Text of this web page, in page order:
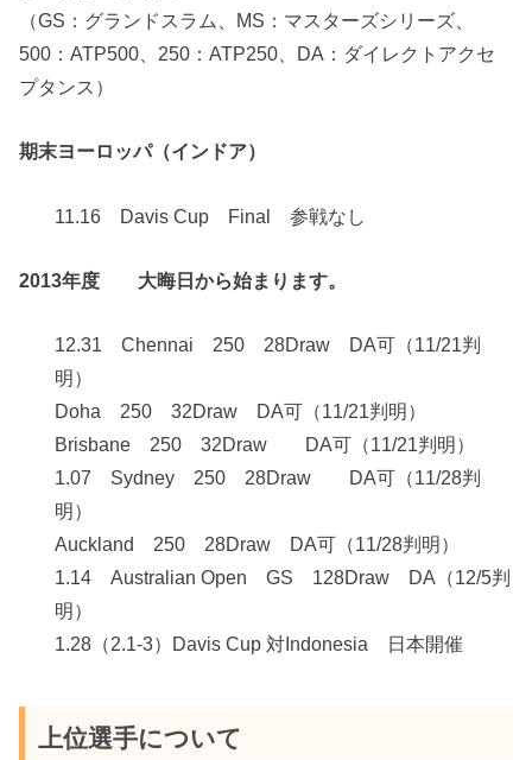
（GS：グランドスラム、MS：マスターズシリーズ、
500：ATP500、250：ATP250、DA：ダイレクトアクセ
プタンス）
期末ヨーロッパ（インドア）
11.16 Davis Cup Final 参戦なし
2013年度 大晦日から始まります。
12.31 Chennai 250 28Draw DA可（11/21判
明）
Doha 250 32Draw DA可（11/21判明）
Brisbane 250 32Draw DA可（11/21判明）
1.07 Sydney 250 28Draw DA可（11/28判
明）
Auckland 250 28Draw DA可（11/28判明）
1.14 Australian Open GS 128Draw DA（12/5判
明）
1.28（2.1-3）Davis Cup 対Indonesia 日本開催
上位選手について